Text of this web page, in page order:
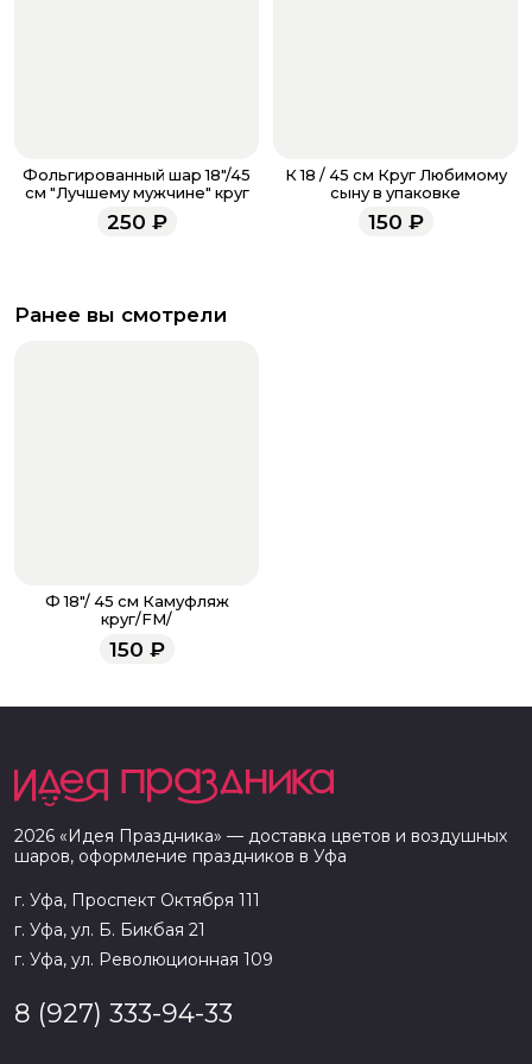
Фольгированный шар 18"/45
см "Лучшему мужчине" круг
250 ₽
К 18 / 45 см Круг Любимому
сыну в упаковке
150 ₽
Ранее вы смотрели
Ф 18"/ 45 см Камуфляж
круг/FM/
150 ₽
2026 «Идея Праздника» — доставка цветов и воздушных
шаров, оформление праздников в Уфа
г. Уфа, Проспект Октября 111
г. Уфа, ул. Б. Бикбая 21
г. Уфа, ул. Революционная 109
8 (927) 333-94-33